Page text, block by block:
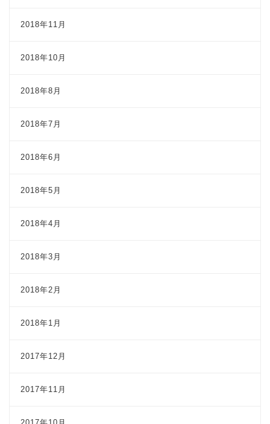
2018年11月
2018年10月
2018年8月
2018年7月
2018年6月
2018年5月
2018年4月
2018年3月
2018年2月
2018年1月
2017年12月
2017年11月